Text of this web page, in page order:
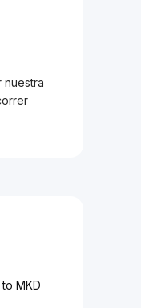
nuestra
to MKD